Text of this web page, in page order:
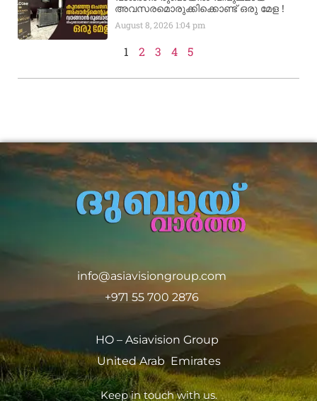
അവസരമൊരുക്കിക്കൊണ്ട് ഒരു മേള !
August 8, 2026 1:04 pm
1 2 3 4 5
info@asiavisiongroup.com
+971 55 700 2876
HO – Asiavision Group
United Arab Emirates
Keep in touch with us.